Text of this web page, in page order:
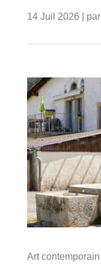
14 Juil 2026 | par
Art contemporain